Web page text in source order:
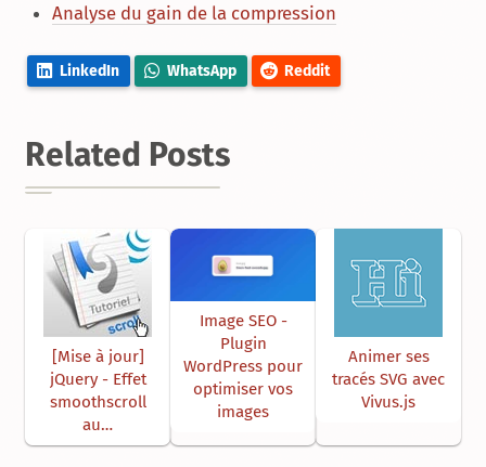
Analyse du gain de la compression
LinkedIn WhatsApp Reddit
Related Posts
[Mise à jour]
jQuery - Effet
smoothscroll
au…
Image SEO -
Plugin
WordPress pour
optimiser vos
images
Animer ses
tracés SVG avec
Vivus.js